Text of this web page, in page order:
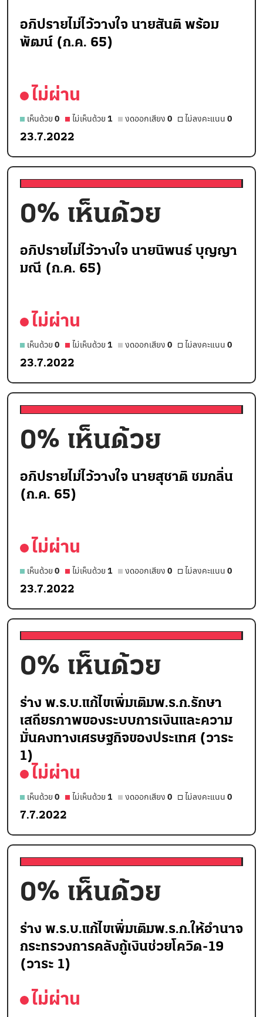
อภิปรายไม่ไว้วางใจ นายสันติ พร้อม
พัฒน์ (ก.ค. 65)
ไม่ผ่าน
เห็นด้วย 0 ไม่เห็นด้วย 1 งดออกเสียง 0 ไม่ลงคะแนน 0
23.7.2022
0% เห็นด้วย
อภิปรายไม่ไว้วางใจ นายนิพนธ์ บุญญา
มณี (ก.ค. 65)
ไม่ผ่าน
เห็นด้วย 0 ไม่เห็นด้วย 1 งดออกเสียง 0 ไม่ลงคะแนน 0
23.7.2022
0% เห็นด้วย
อภิปรายไม่ไว้วางใจ นายสุชาติ ชมกลิ่น
(ก.ค. 65)
ไม่ผ่าน
เห็นด้วย 0 ไม่เห็นด้วย 1 งดออกเสียง 0 ไม่ลงคะแนน 0
23.7.2022
0% เห็นด้วย
ร่าง พ.ร.บ.แก้ไขเพิ่มเติมพ.ร.ก.รักษา
เสถียรภาพของระบบการเงินและความ
มั่นคงทางเศรษฐกิจของประเทศ (วาระ
1)
ไม่ผ่าน
เห็นด้วย 0 ไม่เห็นด้วย 1 งดออกเสียง 0 ไม่ลงคะแนน 0
7.7.2022
0% เห็นด้วย
ร่าง พ.ร.บ.แก้ไขเพิ่มเติมพ.ร.ก.ให้อำนาจ
กระทรวงการคลังกู้เงินช่วยโควิด-19
(วาระ 1)
ไม่ผ่าน